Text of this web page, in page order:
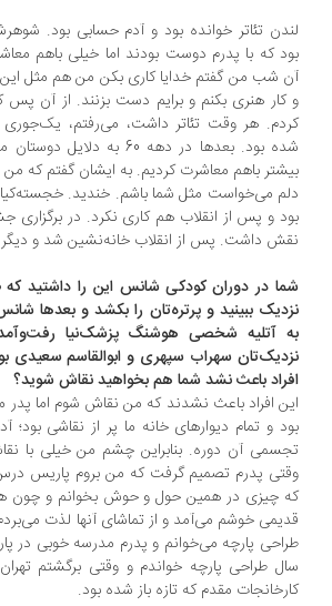
تئاتر خوانده بود و آدم حسابی بود. شوهرش
که با پدرم دوست بودند اما خیلی باهم معاشرت
شب من گفتم خدایا کاری بکن من هم مثل این خانم
هنری بکنم و برایم دست بزنند. از آن پس کارهای
هر وقت تئاتر داشت، می‌رفتم، یک‌جوری واقعا
شده بود. بعدها در دهه 60 به دلایل
باهم معاشرت کردیم. به ایشان گفتم که من در
می‌خواست مثل شما باشم. خندید. خجسته‌کیا زن
و پس از انقلاب هم کاری نکرد. در برگزاری جشن
داشت. پس از انقلاب خانه‌نشین شد و دیگر کار
در دوران کودکی شانس این را داشتید که صادق
ببینید و پرتره‌تان را بکشد و بعدها شانس این
آتلیه شخصی هوشنگ پزشک‌نیا رفت‌وآمد
سهراب سپهری و ابوالقاسم سعیدی بودند.
باعث نشد شما هم بخواهید نقاش شوید؟
افراد باعث نشدند که من نقاش شوم اما پدر من
و تمام دیوارهای خانه ما پر از نقاشی بود؛
آن دوره. بنابراین چشم من خیلی با نقاشی
پدرم تصمیم گرفت که من بروم پاریس درس
چیزی در همین حول و حوش بخوانم و چون همیشه
خوشم می‌آمد و از تماشای آنها لذت می‌بردم، زری
پارچه می‌خوانم و پدرم مدرسه خوبی در پاریس
طراحی پارچه خواندم و وقتی برگشتم تهران،
مقدم که تازه باز شده بود.